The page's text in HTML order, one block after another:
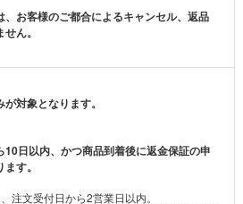
、お客様のご都合によるキャンセル、返品
ん。
対象となります。
10日以内、かつ商品到着後に返金保証の申
す。